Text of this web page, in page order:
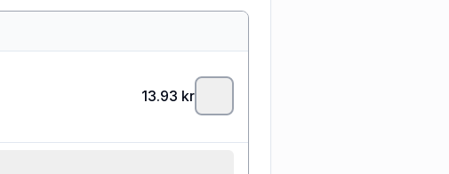
13.93 kr